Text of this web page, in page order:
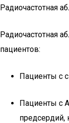
Радиочастотная
Радиочастотная
пациентов:
Пациенты с
Пациенты с